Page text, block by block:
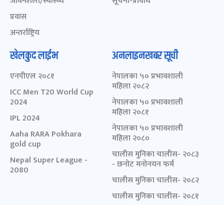
प्रवास
अन्तर्राष्ट्रिय
खेलकुद लाईभ
एनपीएल २०८१
ICC Men T20 World Cup
2024
IPL 2024
Aaha RARA Pokhara
gold cup
Nepal Super League -
2080
अनलाइनखबर सूची
नेपालका ५० प्रभावशाली
महिला २०८२
नेपालका ५० प्रभावशाली
महिला २०८१
नेपालका ५० प्रभावशाली
महिला २०८०
चालीस मुनिका चालीस- २०८३
- छनोट मनोनयन फर्म
चालीस मुनिका चालीस- २०८२
चालीस मुनिका चालीस- २०८१